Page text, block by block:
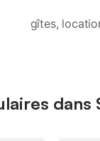
gîtes,
dans